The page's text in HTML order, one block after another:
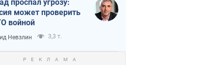
проспал угрозу:
может проверить
войной
Невзлин 3,3 т.